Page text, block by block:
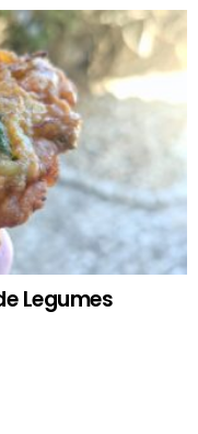
Legumes